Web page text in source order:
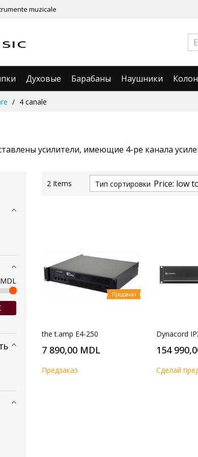
muzicale
Духовые Барабаны Наушники
4 canale
усилители, имеющие 4-ре канала
2 Items Тип сортировки
Предзаказ
the t.amp E4-250
7 890,00 MDL
Предзаказ
Dynacord
154
Cделай